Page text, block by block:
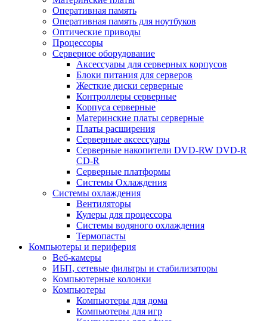
Оперативная память
Оперативная память для ноутбуков
Оптические приводы
Процессоры
Серверное оборудование
Аксессуары для серверных корпусов
Блоки питания для серверов
Жесткие диски серверные
Контроллеры серверные
Корпуса серверные
Материнские платы серверные
Платы расширения
Серверные аксессуары
Серверные накопители DVD-RW DVD-R
CD-R
Серверные платформы
Системы Охлаждения
Системы охлаждения
Вентиляторы
Кулеры для процессора
Системы водяного охлаждения
Термопасты
Компьютеры и периферия
Веб-камеры
ИБП, сетевые фильтры и стабилизаторы
Компьютерные колонки
Компьютеры
Компьютеры для дома
Компьютеры для игр